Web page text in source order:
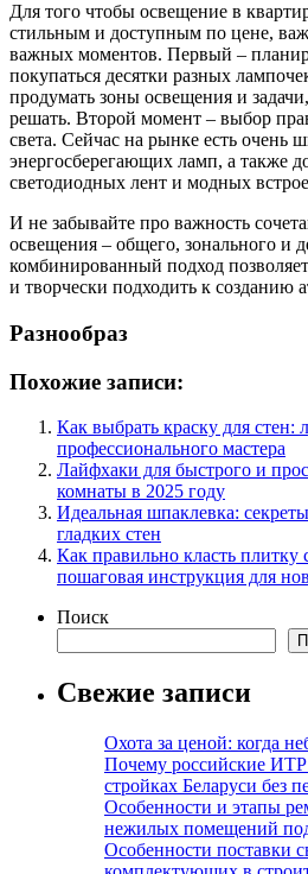
Для того чтобы освещение в
стильным и доступным по цене,
важных моментов. Первый –
покупаться десятки разных
продумать зоны освещения и
решать. Второй момент – выбор
света. Сейчас на рынке есть очень
энергосберегающих ламп, а также
светодиодных лент и модных
И не забывайте про важность
освещения – общего, зонального и
комбинированный подход
и творчески подходить к созданию
Разнообраз
Похожие записи:
Как выбрать краску для стен:
профессионального мастера
Лайфхаки для быстрого и
комнаты в 2025 году
Идеальная шпаклевка:
гладких стен
Как правильно класть плитку
пошаговая инструкция для
Поиск
Свежие записи
Охота за ценой: когда
Почему российские ИТР
стройках Беларуси без
Особенности и этапы
нежилых помещений
Особенности поставки